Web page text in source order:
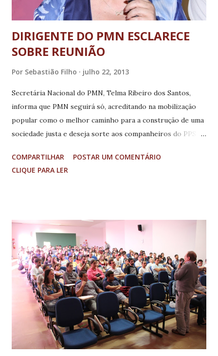
conforme ...
DIRIGENTE DO PMN ESCLARECE
SOBRE REUNIÃO
Por Sebastião Filho julho 22, 2013
Secretária Nacional do PMN, Telma Ribeiro dos Santos,
informa que PMN seguirá só, acreditando na mobilização
popular como o melhor caminho para a construção de uma
sociedade justa e deseja sorte aos companheiros do PPS,
Folha de São Paulo (Painel/Vera Magalhães), informando
sobre reunião entre dirigentes do PPS e do PMN, ocorrida
PPS, para uma conversa “informal e amistosa”, palavras do
deputado federal Arnaldo Jordy (PPS/PA), e nada ficou, nem
poderia ficar, decidido nesta conversa. Os dirigentes do
PPS informaram sobre a decisão da sua executiva nacional
de insistir na fusão, sem, contudo, trazer qualquer fato
novo ou iniciar qualquer discussão sobre a divisão de
cargos. Aliás, vale registrar que a fusão não se baseou
neste item, n...
COMPARTILHAR
POSTAR UM COMENTÁRIO
CLIQUE PARA LER